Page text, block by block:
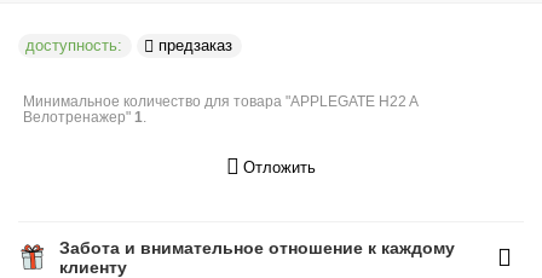
доступность: предзаказ
Минимальное количество для товара "APPLEGATE H22 A
Велотренажер"1.
Отложить
Забота и внимательное отношение к каждому
клиенту